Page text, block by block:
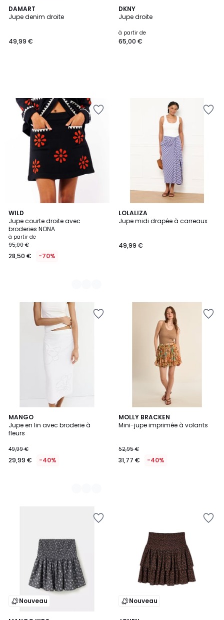
DAMART
Jupe denim droite
49,99 €
DKNY
Jupe droite
à partir de
65,00 €
WILD
Jupe courte droite avec
broderies NONA
à partir de
95,00 €
28,50 € -70%
4
Couleurs
LOLALIZA
Jupe midi drapée à carreaux
49,99 €
MANGO
Jupe en lin avec broderie à
fleurs
49,99 €
29,99 € -40%
2
Couleurs
MOLLY BRACKEN
Mini-jupe imprimée à volants
52,95 €
31,77 € -40%
Nouveau Nouveau